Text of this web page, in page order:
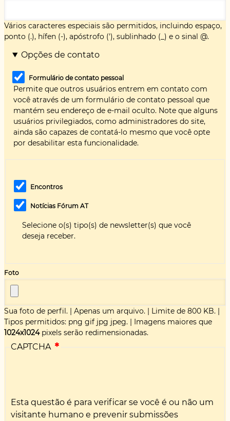
Vários caracteres especiais são permitidos, incluindo espaço,
ponto (.), hífen (-), apóstrofo ('), sublinhado (_) e o sinal @.
Opções de contato
Formulário de contato pessoal
Permite que outros usuários entrem em contato com
você através de um formulário de contato pessoal que
mantém seu endereço de e-mail oculto. Note que alguns
usuários privilegiados, como administradores do site,
ainda são capazes de contatá-lo mesmo que você opte
por desabilitar esta funcionalidade.
Encontros
Notícias Fórum AT
Selecione o(s) tipo(s) de newsletter(s) que você
deseja receber.
Foto
Sua foto de perfil. | Apenas um arquivo. | Limite de 800 KB. |
Tipos permitidos: png gif jpg jpeg. | Imagens maiores que
1024x1024pixels serão redimensionadas.
CAPTCHA
Esta questão é para verificar se você é ou não um
visitante humano e prevenir submissões